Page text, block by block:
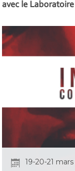
avec le Laboratoire
19-20-21 mars